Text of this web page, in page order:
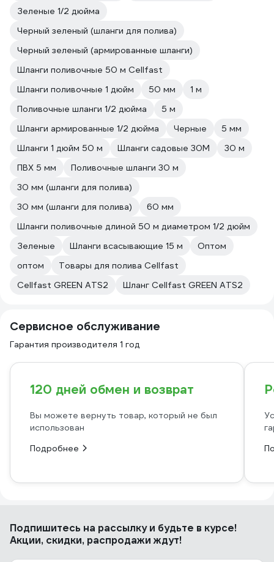
Зеленые 1/2 дюйма
Черный зеленый (шланги для полива)
Черный зеленый (армированные шланги)
Шланги поливочные 50 м Cellfast
Шланги поливочные 1 дюйм
50 мм
1 м
Поливочные шланги 1/2 дюйма
5 м
Шланги армированные 1/2 дюйма
Черные
5 мм
Шланги 1 дюйм 50 м
Шланги садовые 30М
30 м
ПВХ 5 мм
Поливочные шланги 30 м
30 мм (шланги для полива)
30 мм (шланги для полива)
60 мм
Шланги поливочные длиной 50 м диаметром 1/2 дюйм
Зеленые
Шланги всасывающие 15 м
Оптом
оптом
Товары для полива Cellfast
Cellfast GREEN ATS2
Шланг Cellfast GREEN ATS2
Сервисное обслуживание
Гарантия производителя 1 год
120 дней обмен и возврат
Вы можете вернуть товар, который не был
использован
Подробнее
Подпишитесь на рассылкуи будьте в курсе!
Акции, скидки, распродажи ждут!